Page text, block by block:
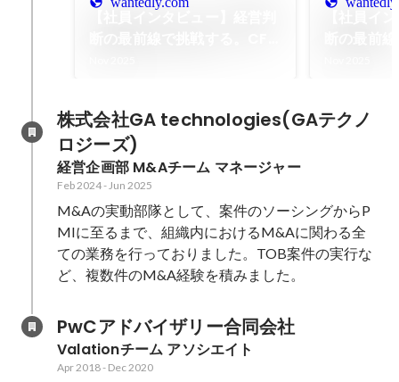
株式会社GA technologies(GAテクノ
ロジーズ)
経営企画部 M&Aチーム マネージャー
Feb 2024- Jun 2025
M&Aの実動部隊として、案件のソーシングからP
MIに至るまで、組織内におけるM&Aに関わる全
ての業務を行っておりました。TOB案件の実行な
ど、複数件のM&A経験を積みました。
PwCアドバイザリー合同会社
Valationチーム アソシエイト
Apr 2018- Dec 2020